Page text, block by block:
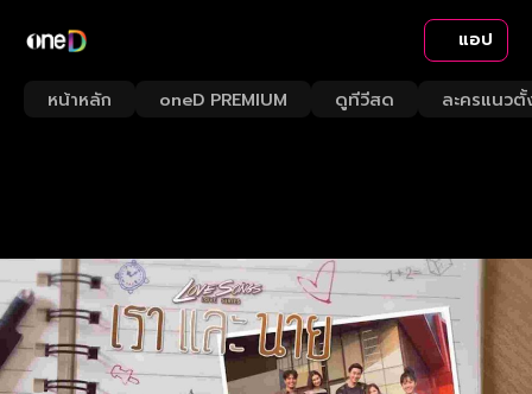
แอป
หน้าหลัก oneD PREMIUM ดูทีวีสด ละครแนวตั้